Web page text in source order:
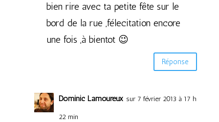
bien rire avec ta petite fête sur le
bord de la rue ,félecitation encore
une fois ,à bientot 😉
Réponse
Dominic Lamoureux sur 7 février 2013 à 17 h
22 min